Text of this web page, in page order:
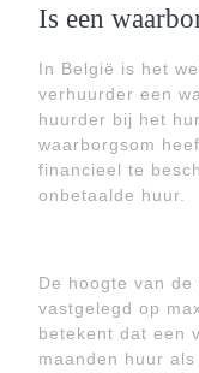
Is een
In België is het
verhuurder een
huurder bij het
waarborgsom
financieel te
onbetaalde huur.
De hoogte van
vastgelegd op
betekent dat een
maanden huur